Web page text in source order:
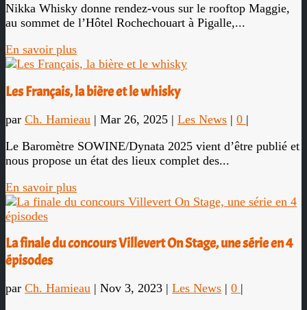
Nikka Whisky donne rendez-vous sur le rooftop Maggie,
au sommet de l’Hôtel Rochechouart à Pigalle,...
En savoir plus
Les Français, la bière et le whisky
par Ch. Hamieau | Mar 26, 2025 | Les News | 0 |
Le Baromètre SOWINE/Dynata 2025 vient d’être publié et
nous propose un état des lieux complet des...
En savoir plus
La finale du concours Villevert On Stage, une série en 4
épisodes
par Ch. Hamieau | Nov 3, 2023 | Les News | 0 |